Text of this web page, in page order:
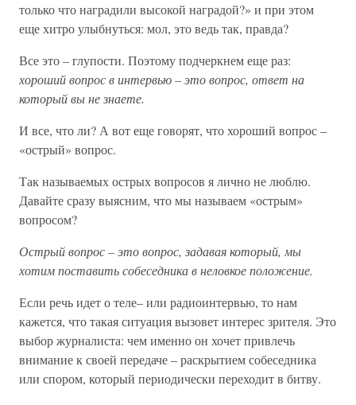
только что наградили высокой наградой?» и при этом
еще хитро улыбнуться: мол, это ведь так, правда?
Все это – глупости. Поэтому подчеркнем еще раз:
хороший вопрос в интервью – это вопрос, ответ на
который вы не знаете.
И все, что ли? А вот еще говорят, что хороший вопрос –
«острый» вопрос.
Так называемых острых вопросов я лично не люблю.
Давайте сразу выясним, что мы называем «острым»
вопросом?
Острый вопрос – это вопрос, задавая который, мы
хотим поставить собеседника в неловкое положение.
Если речь идет о теле– или радиоинтервью, то нам
кажется, что такая ситуация вызовет интерес зрителя. Это
выбор журналиста: чем именно он хочет привлечь
внимание к своей передаче – раскрытием собеседника
или спором, который периодически переходит в битву.